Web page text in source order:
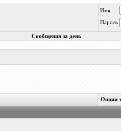
Имя
Пароль
Сообщения за день
Опции